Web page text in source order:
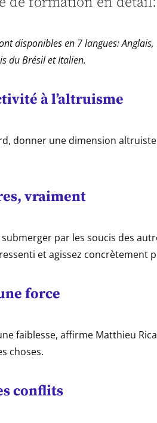
disponibles en 7 langues:
du Brésil et Italien.
à l’altruisme
donner une dimension
vraiment
submerger par les soucis des
et agissez concrètement
force
faiblesse, affirme Matthieu
choses.
conflits